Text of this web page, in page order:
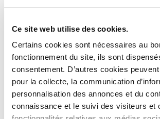
Ce site web utilise des cookies.
Certains cookies sont nécessaires au
fonctionnement du site, ils sont
consentement. D’autres cookies
pour la collecte, la communication
personnalisation des annonces et du
connaissance et le suivi des visiteurs et
Le DPE s’impose comme un
influençant les prix, les stratégies
d’investissement et les
acteurs. Les disparités
des passoires thermiques et
l’offre de biens illustrent
bouleversement.